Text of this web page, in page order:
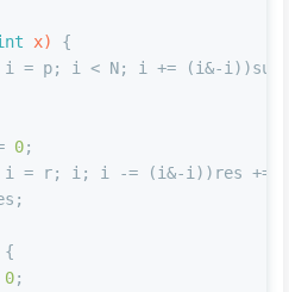
x)
{
i = p; i < N; i += (i&-
0;
i = r; i; i -= (i&-i))res +=
{
0;